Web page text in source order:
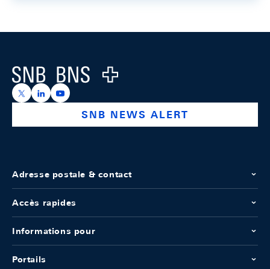
Logo
https://x.com/snb_bns
https://ch.linkedin.com/company/swiss-national-
https://www.youtube.com/@swissnationalbank
SNB NEWS ALERT
Adresse postale & contact
Accès rapides
Informations pour
Portails